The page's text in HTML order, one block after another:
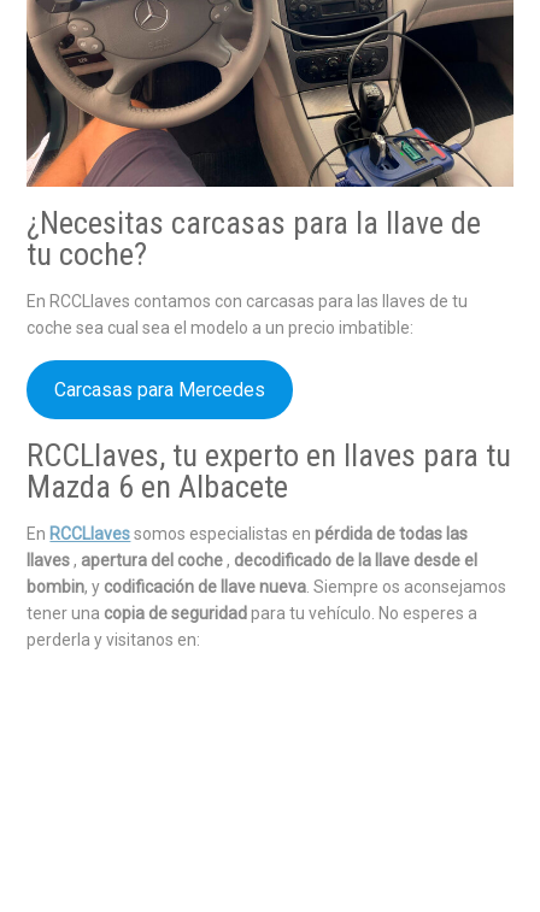
¿Necesitas carcasas para la llave de
tu coche?
En RCCLlaves contamos con carcasas para las llaves de tu
coche sea cual sea el modelo a un precio imbatible:
Carcasas para Mercedes
RCCLlaves, tu experto en llaves para tu
Mazda 6 en Albacete
En RCCLlavessomos especialistas enpérdida de todas las
llaves, apertura del coche, decodificado de la llave desde el
bombin, y codificación de llave nueva. Siempre os aconsejamos
tener una copia de seguridadpara tu vehículo. No esperes a
perderla y visitanos en: